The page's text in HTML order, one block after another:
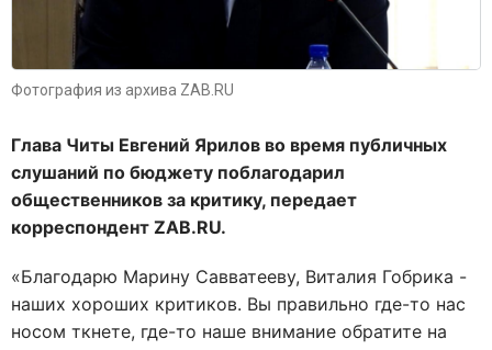
Фотография из архива ZAB.RU
Глава Читы Евгений Ярилов во время публичных
слушаний по бюджету поблагодарил
общественников за критику, передает
корреспондент ZAB.RU.
«Благодарю Марину Савватееву, Виталия Гобрика -
наших хороших критиков. Вы правильно где-то нас
носом ткнете, где-то наше внимание обратите на